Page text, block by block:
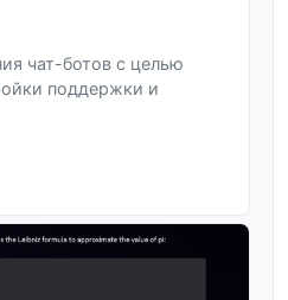
чат-ботов с целью
поддержки и